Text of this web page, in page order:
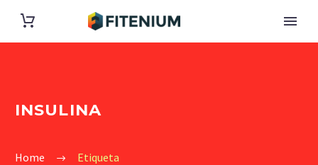
INSULINA
Home Etiqueta